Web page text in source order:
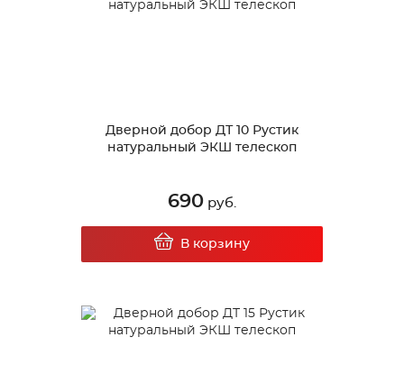
Дверной добор ДТ 10 Рустик
натуральный ЭКШ телескоп
690 руб.
В корзину